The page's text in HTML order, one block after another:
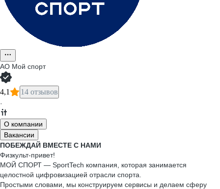
АО Мой спорт
4,1 14 отзывов
·
О компании
Вакансии
ПОБЕЖДАЙ ВМЕСТЕ С НАМИ
Физкульт-привет!
МОЙ СПОРТ — SportTech компания, которая занимается
целостной цифровизацией отрасли спорта.
Простыми словами, мы конструируем сервисы и делаем сферу